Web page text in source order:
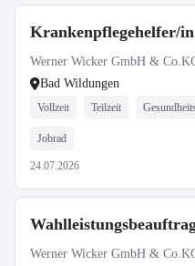
Krankenpflegehelfer/
Werner Wicker GmbH &
Bad Wildungen
Vollzeit Teilzeit
Jobrad
24.07.2026
Werner Wicker GmbH &